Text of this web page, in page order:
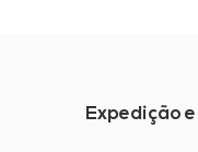
Expedição